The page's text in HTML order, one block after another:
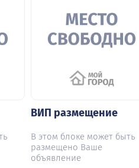
ВИП размещение
В этом блоке может быть
размещено Ваше
объявление